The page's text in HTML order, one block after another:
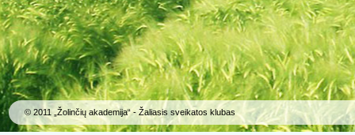
© 2011 „Žolinčių akademija“ - Žaliasis sveikatos klubas